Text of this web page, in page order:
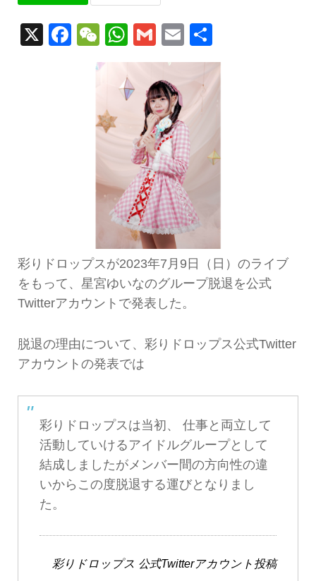
X Facebook
WeChat
WhatsApp
GmailEmail
有
彩りドロップスが2023年7月9日（日）のライブ
をもって、星宮ゆいなのグループ脱退を公式
Twitterアカウントで発表した。
脱退の理由について、彩りドロップス公式Twitter
アカウントの発表では
彩りドロップスは当初、 仕事と両立して
活動していけるアイドルグループとして
結成しましたがメンバー間の方向性の違
いからこの度脱退する運びとなりまし
た。
彩りドロップス 公式Twitterアカウント投稿